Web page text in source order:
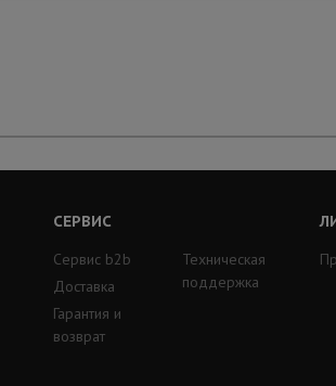
СЕРВИС
Сервис b2b
Доставка
Гарантия и
возврат
Техническая
поддержка